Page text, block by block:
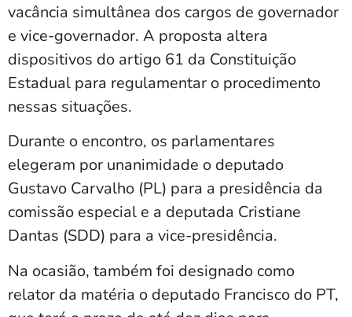
vacância simultânea dos cargos de governador
e vice-governador. A proposta altera
dispositivos do artigo 61 da Constituição
Estadual para regulamentar o procedimento
nessas situações.
Durante o encontro, os parlamentares
elegeram por unanimidade o deputado
Gustavo Carvalho (PL) para a presidência da
comissão especial e a deputada Cristiane
Dantas (SDD) para a vice-presidência.
Na ocasião, também foi designado como
relator da matéria o deputado Francisco do PT,